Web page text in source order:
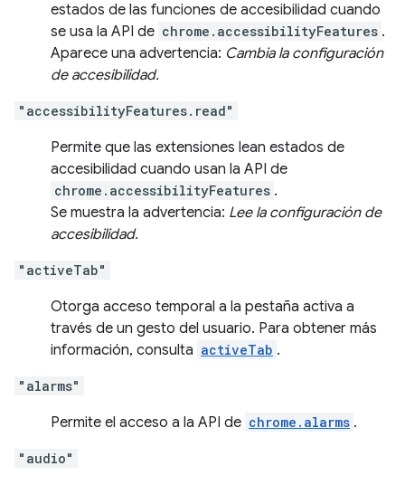
estados de las funciones de accesibilidad cuando
se usa la API de chrome.accessibilityFeatures .
Aparece una advertencia: Cambia la configuración
de accesibilidad.
"accessibilityFeatures.read"
Permite que las extensiones lean estados de
accesibilidad cuando usan la API de
chrome.accessibilityFeatures .
Se muestra la advertencia: Lee la configuración de
accesibilidad.
"activeTab"
Otorga acceso temporal a la pestaña activa a
través de un gesto del usuario. Para obtener más
información, consulta activeTab .
"alarms"
Permite el acceso a la API de chrome.alarms .
"audio"